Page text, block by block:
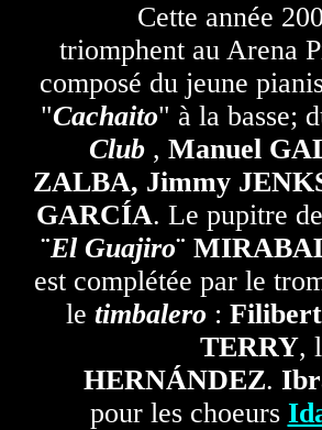
Cette année
triomphent au Arena
composé du jeune
"Cachaito" à la basse;
Club, Manuel
ZALBA, Jimmy
GARCÍA. Le pupitre
¨El Guajiro¨
est complétée par le
le timbalero :
TERRY,
HERNÁNDEZ.
pour les choeurs